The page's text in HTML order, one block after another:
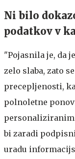
Ni bilo
podatkov v
"Pojasnila je, da
zelo slaba, zato
precepljenosti,
polnoletne
personaliziranim
bi zaradi
uradu